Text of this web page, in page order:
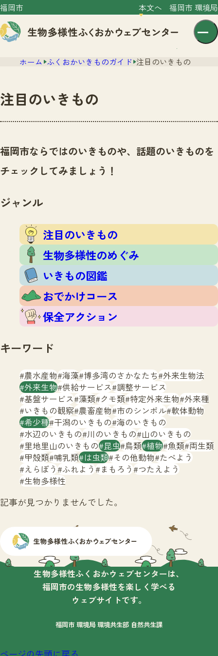
福岡市 本文へ 福岡市 環境局
文字サイズ 小 中 大
センター紹介
センター紹介TOP
サイトポリシー
ニュース
いきものガイド
注目のいきもの
生物多様性のめぐみ
いきもの図鑑
おでかけコース
保全アクション
イベント
いきもの調査隊
調査レポート
調査レポートTOP
調査結果
ふくおかいきものマップ
マッチング
マッチングTOP
掲載申し込みフォーム
お問合せ
生物多様性ふくおかウェブセンターとは
サイトマップ
ホーム ふくおかいきものガイド 注目のいきもの
注目のいきもの
福岡市ならではのいきものや、話題のいきものを
チェックしてみましょう！
ジャンル
注目のいきもの
生物多様性のめぐみ
いきもの図鑑
おでかけコース
保全アクション
キーワード
農水産物 海藻 博多湾のさかなたち 外来生物法
外来生物 供給サービス 調整サービス
基盤サービス 藻類 クモ類 特定外来生物 外来種
いきもの観察 農畜産物 市のシンボル 軟体動物
希少種 干潟のいきもの 海のいきもの
水辺のいきもの 川のいきもの 山のいきもの
里地里山のいきもの 昆虫 鳥類 植物 魚類 両生類
甲殻類 哺乳類 は虫類 その他動物 たべよう
えらぼう ふれよう まもろう つたえよう
生物多様性
記事が見つかりませんでした。
生物多様性ふくおかウェブセンターは、
福岡市の生物多様性を楽しく学べる
ウェブサイトです。
福岡市 環境局 環境共生部 自然共生課